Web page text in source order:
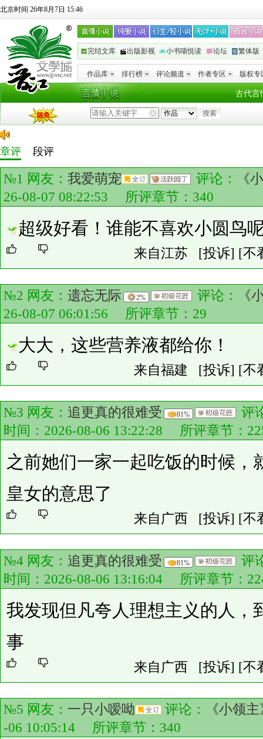
北京时间 26年8月7日 15:46
完结文库 出版影视 小书喵悦读 论坛 繁体版
作品库 排行榜 评论频道 作者专区 版权专
古代言
章评 段评
№1 网友： 我爱萌宠 评论：
《
26-08-07 08:22:53 所评章节： 340
超级好看！谁能不喜欢小圆鸟
来自江苏 [投诉] [不
№2 网友： 遗忘无际 2% 评论：
《
26-08-07 06:01:56 所评章节： 29
大大，这些营养液都给你！
来自福建 [投诉] [不
№3 网友： 追更真的很难受 81%
评
时间：2026-08-06 13:22:28 所评章节：
之前她们一家一起吃饭的时候，
皇女的意思了
来自广西 [投诉] [不
№4 网友： 追更真的很难受 81%
评
时间：2026-08-06 13:16:04 所评章节：
我发现但凡夸人理想主义的人，
事
来自广西 [投诉] [不
№5 网友： 一只小嗳呦 评论：
《小领
-06 10:05:14 所评章节： 340